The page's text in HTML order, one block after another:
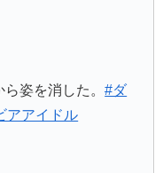
ら姿を消した。#ダ
アアイドル